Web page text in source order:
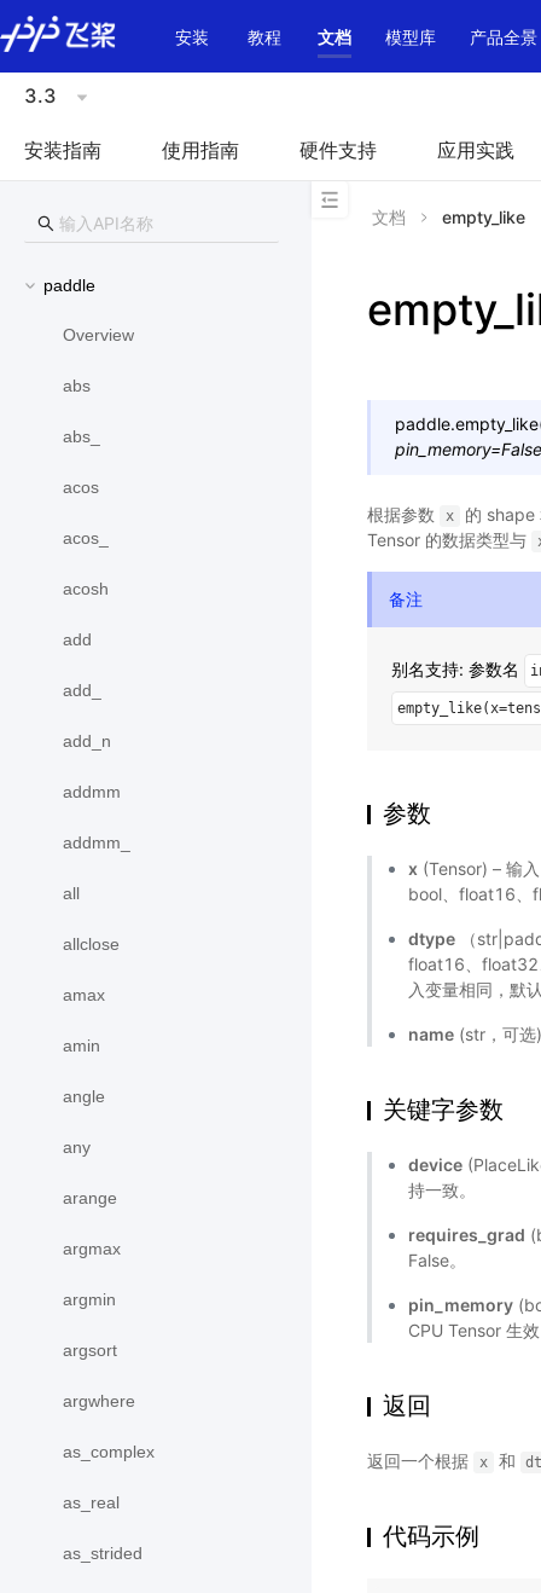
\u200E
安装
教程 文档 模型库 产品全景
3.3
安装指南 使用指南 硬件支持 应用实践
paddle
Overview
abs
abs_
acos
acos_
acosh
add
add_
add_n
addmm
addmm_
all
allclose
amax
amin
angle
any
arange
argmax
argmin
argsort
argwhere
as_complex
as_real
as_strided
文档 empty_like
paddle.empty_like
pin_memory=False
根据参数 x
的 shape
Tensor 的数据类型与
备注
别名支持: 参数名
参数
x (Tensor) – 输
bool、float16
dtype （
float16、float32
入变量相同，默
name (str，可
关键字参数
device
持一致。
requires_grad
False。
pin_memory
CPU Tensor 生
返回
返回一个根据 x 和
代码示例